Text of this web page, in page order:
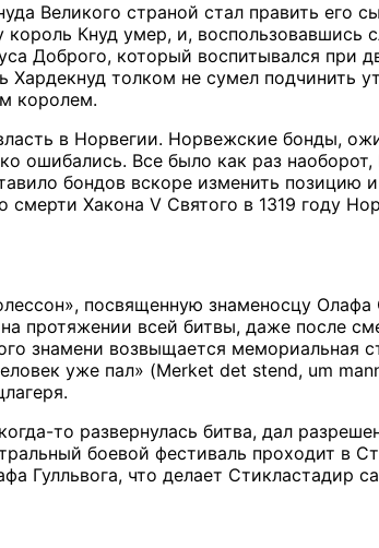
Великого страной стал править его
Кнуд умер, и, воспользовавшись
Доброго, который воспитывался при
толком не сумел подчинить
королем.
в Норвегии. Норвежские бонды,
ошибались. Все было как раз
бондов вскоре изменить позицию
Хакона V Святого в 1319 году
посвященную знаменосцу Олафа
протяжении всей битвы, даже после
знамени возвыщается мемориальная
уже пал» (Merket det stend, um
то развернулась битва, дал
боевой фестиваль проходит в
Гулльвога, что делает Стикластадир